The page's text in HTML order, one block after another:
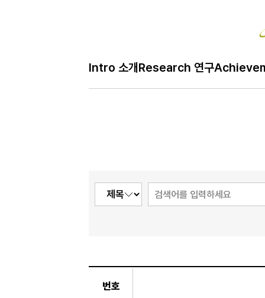
Intro 소개 Research 연구
번호